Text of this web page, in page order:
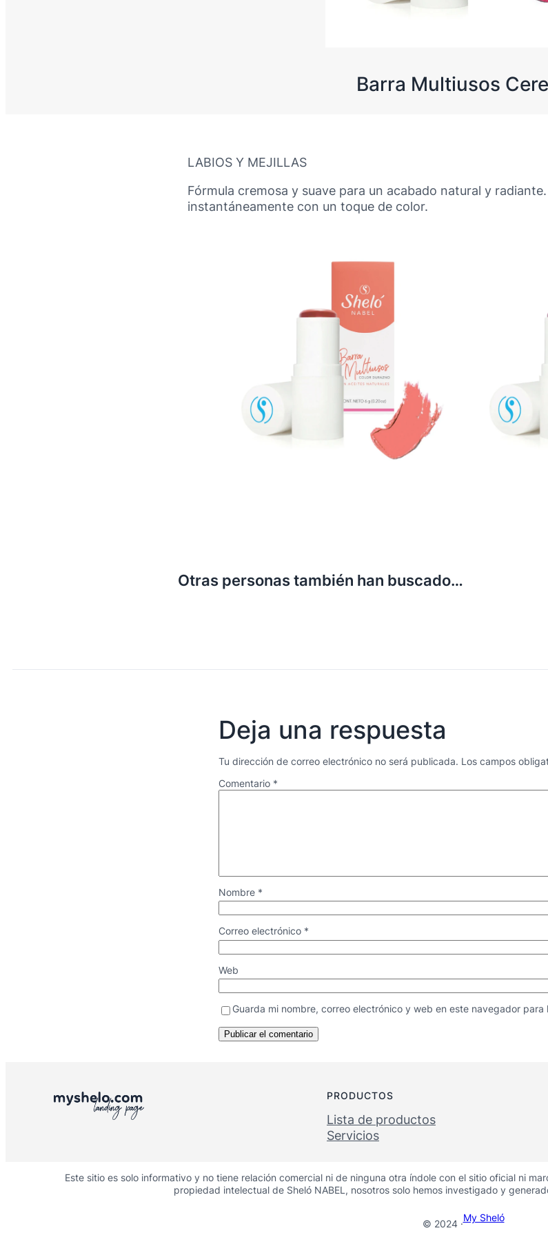
Barra Multiusos
LABIOS Y MEJILLAS
Fórmula cremosa y suave para un acabado natural y
instantáneamente con un toque de color.
Otras personas también han buscado…
Deja una respuesta
Tu dirección de correo electrónico no será publicada. Los campos
Comentario *
Nombre *
Correo electrónico *
Web
Guarda mi nombre, correo electrónico y web en este navegador
PRODUCTOS
Lista de productos
Servicios
Este sitio es solo informativo y no tiene relación comercial ni de ninguna otra índole con el sitio oficial ni
propiedad intelectual de Sheló NABEL, nosotros solo hemos investigado y
© 2024 ·
My Sheló